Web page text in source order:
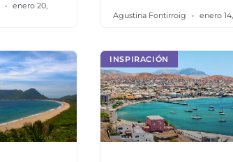
enero 20,
Agustina Fontirroig enero
INSPIRACIÓN